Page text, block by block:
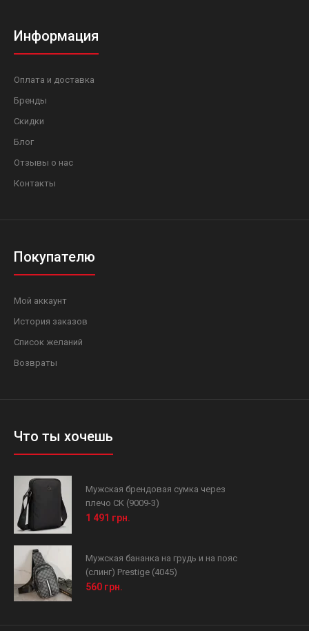
Информация
Оплата и доставка
Бренды
Скидки
Блог
Отзывы о нас
Контакты
Покупателю
Мой аккаунт
История заказов
Список желаний
Возвраты
Что ты хочешь
Мужская брендовая сумка через
плечо CK (9009-3)
1 491 грн.
Мужская бананка на грудь и на пояс
(слинг) Prestige (4045)
560 грн.